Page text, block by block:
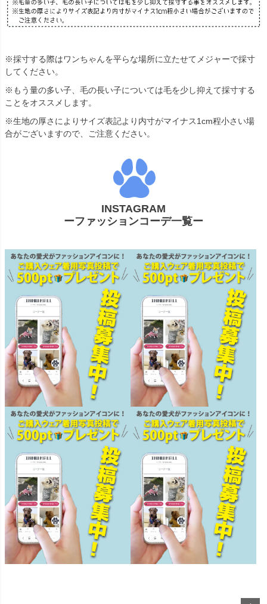
※採寸する際はワンちゃんを平らな場所に立たせてメジャーで採寸
してください。
※もう量の多い子、毛の長い子については毛を少し抑えて採寸する
ことをオススメします。
※生地の厚さによりサイズ表記より内寸がマイナス1cm程小さい場
合がございますので、ご注意ください。
INSTAGRAM
ーファッションコーデ一覧ー